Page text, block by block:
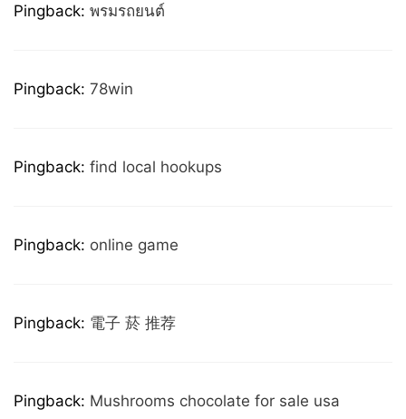
Pingback: พรมรถยนต์
Pingback: 78win
Pingback: find local hookups
Pingback: online game
Pingback: 電子 菸 推荐
Pingback: Mushrooms chocolate for sale usa